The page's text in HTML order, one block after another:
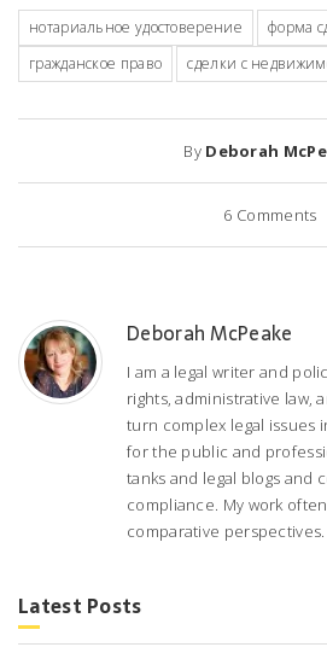
нотариальное удостоверение
форма
гражданское право
сделки с
By Deborah
6 Comments
Deborah McPeake
I am a legal writer and
rights, administrative law,
turn complex legal issues
for the public and
tanks and legal blogs and
compliance. My work
comparative perspectives.
Latest Posts